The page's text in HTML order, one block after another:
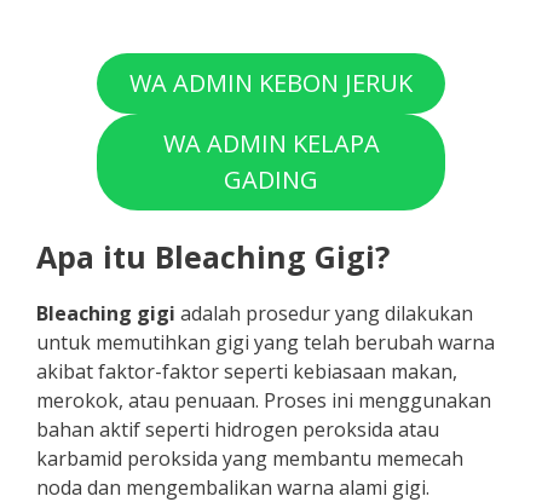
WA ADMIN KEBON JERUK
WA ADMIN KELAPA
GADING
Apa itu Bleaching Gigi?
Bleaching gigi adalah prosedur yang dilakukan
untuk memutihkan gigi yang telah berubah warna
akibat faktor-faktor seperti kebiasaan makan,
merokok, atau penuaan. Proses ini menggunakan
bahan aktif seperti hidrogen peroksida atau
karbamid peroksida yang membantu memecah
noda dan mengembalikan warna alami gigi.